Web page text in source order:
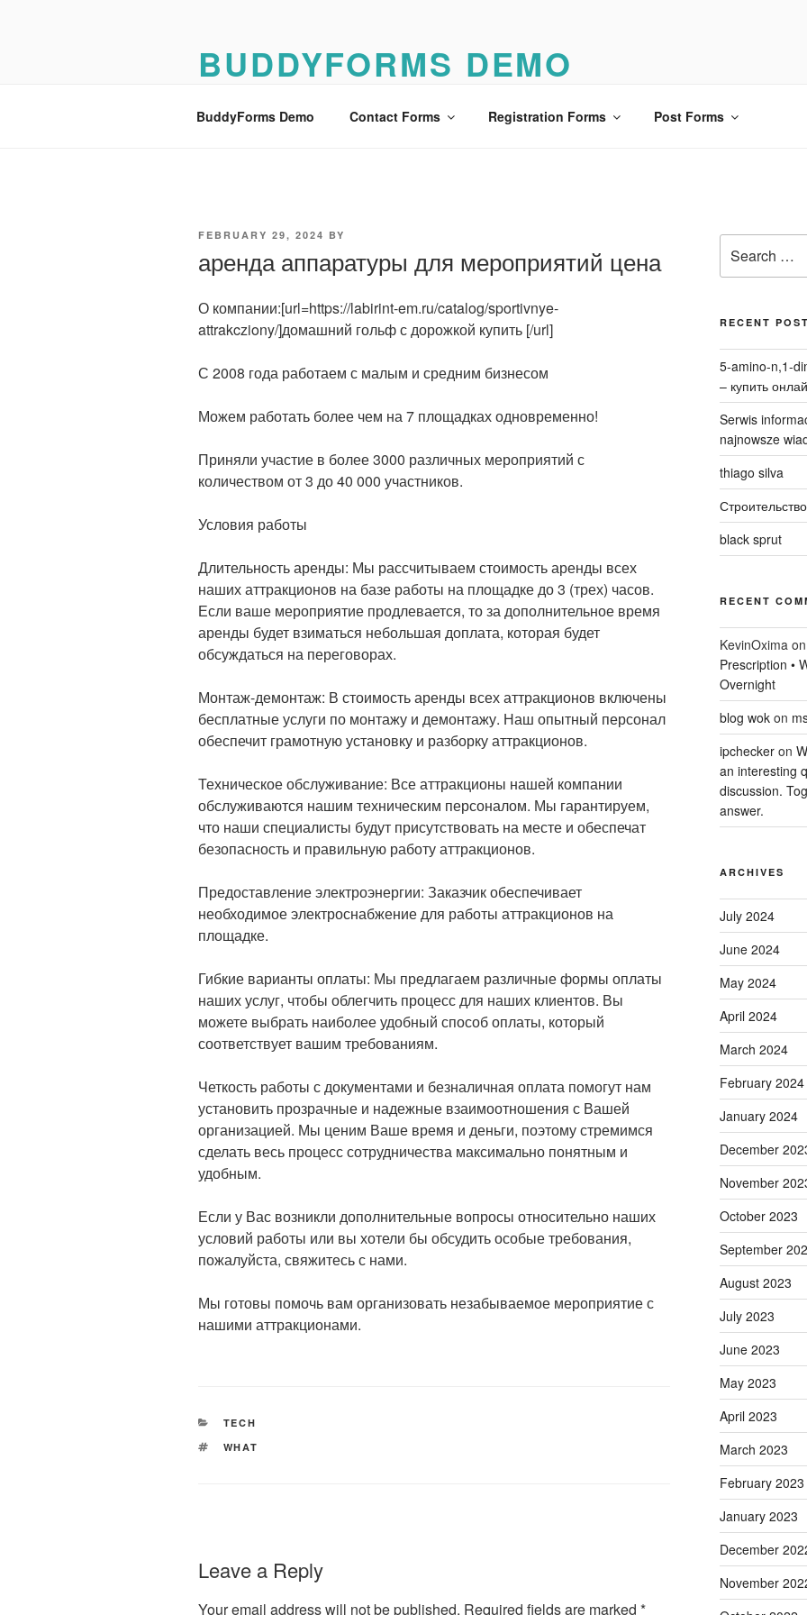
BUDDYFORMS DEMO
BuddyForms Demo Contact Forms Registration Forms Post Forms
POSTED
FEBRUARY 29, 2024 BY
аренда аппаратуры для мероприятий цена
О компании:[url=https://labirint-em.ru/catalog/sportivnye-
attrakcziony/]домашний гольф с дорожкой купить [/url]
С 2008 года работаем с малым и средним бизнесом
Можем работать более чем на 7 площадках одновременно!
Приняли участие в более 3000 различных мероприятий с
количеством от 3 до 40 000 участников.
Условия работы
Длительность аренды: Мы рассчитываем стоимость аренды всех
наших аттракционов на базе работы на площадке до 3 (трех) часов.
Если ваше мероприятие продлевается, то за дополнительное время
аренды будет взиматься небольшая доплата, которая будет
обсуждаться на переговорах.
Монтаж-демонтаж: В стоимость аренды всех аттракционов включены
бесплатные услуги по монтажу и демонтажу. Наш опытный персонал
обеспечит грамотную установку и разборку аттракционов.
Техническое обслуживание: Все аттракционы нашей компании
обслуживаются нашим техническим персоналом. Мы гарантируем,
что наши специалисты будут присутствовать на месте и обеспечат
безопасность и правильную работу аттракционов.
Предоставление электроэнергии: Заказчик обеспечивает
необходимое электроснабжение для работы аттракционов на
площадке.
Гибкие варианты оплаты: Мы предлагаем различные формы оплаты
наших услуг, чтобы облегчить процесс для наших клиентов. Вы
можете выбрать наиболее удобный способ оплаты, который
соответствует вашим требованиям.
Четкость работы с документами и безналичная оплата помогут нам
установить прозрачные и надежные взаимоотношения с Вашей
организацией. Мы ценим Ваше время и деньги, поэтому стремимся
сделать весь процесс сотрудничества максимально понятным и
удобным.
Если у Вас возникли дополнительные вопросы относительно наших
условий работы или вы хотели бы обсудить особые требования,
пожалуйста, свяжитесь с нами.
Мы готовы помочь вам организовать незабываемое мероприятие с
нашими аттракционами.
CATEGORIES
TECH
TAGS
WHAT
Leave a Reply
Your email address will not be published. Required fields are marked *
for:
RECENT
5-amino-n,1-
– купить
Serwis
najnowsze
thiago silva
black sprut
RECENT
KevinOxima
Prescription •
Overnight
blog wokon
ipcheckeron
an interesting
discussion.
answer.
ARCHIVES
July 2024
June 2024
May 2024
April 2024
March 2024
February 2024
January 2024
December
November
October 2023
September
August 2023
July 2023
June 2023
May 2023
April 2023
March 2023
February 2023
January 2023
December
November